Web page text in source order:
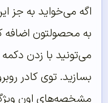
اگه می‌خواید به جز
به محصولتون اضافه
می‌تونید با زدن
بسازید. توی کادر
مشخصه‌های اون